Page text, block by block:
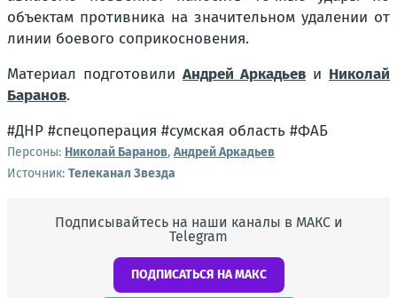
объектам противника на значительном удалении от
линии боевого соприкосновения.
Материал подготовили Андрей Аркадьев и Николай
Баранов.
#ДНР #спецоперация #сумская область #ФАБ
Персоны: Николай Баранов, Андрей Аркадьев
Источник: Телеканал Звезда
Подписывайтесь на наши каналы в МАКС и
Telegram
ПОДПИСАТЬСЯ НА МАКС